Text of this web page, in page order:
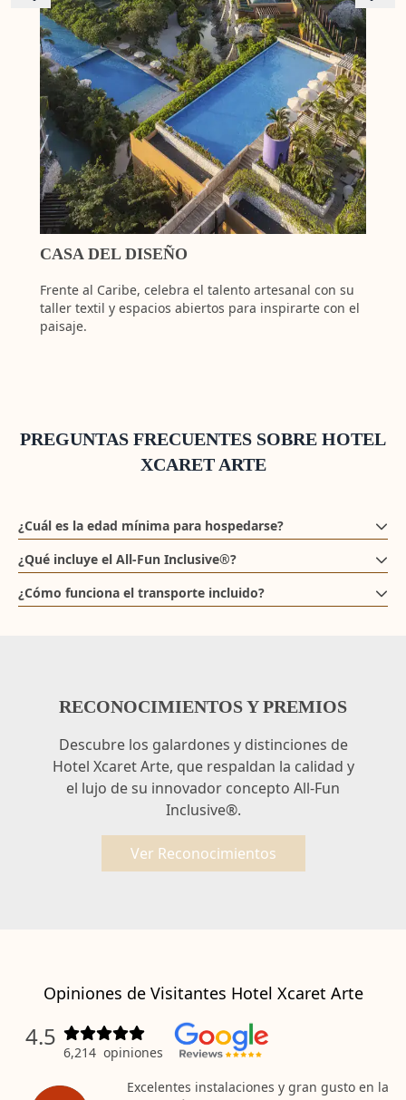
CASA DEL DISEÑO
Frente al Caribe, celebra el talento artesanal con su
taller textil y espacios abiertos para inspirarte con el
paisaje.
PREGUNTAS FRECUENTES SOBRE HOTEL
XCARET ARTE
¿Cuál es la edad mínima para hospedarse?
Es un resort exclusivo para adultos a partir de 16 años.
¿Qué incluye el All-Fun Inclusive®?
Hospedaje, gastronomía de autor, acceso ilimitado a
parques de Xcaret, talleres artísticos y transportación
¿Cómo funciona el transporte incluido?
RECONOCIMIENTOS Y PREMIOS
Descubre los galardones y distinciones de
Hotel Xcaret Arte, que respaldan la calidad y
el lujo de su innovador concepto All-Fun
Inclusive®.
Ver Reconocimientos
Opiniones de Visitantes Hotel Xcaret Arte
4.5
6,214 opiniones
Excelentes instalaciones y gran gusto en la